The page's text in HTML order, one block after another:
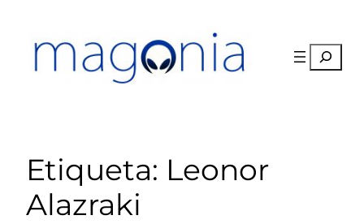
contenido
Buscar
Etiqueta: Leonor
Alazraki